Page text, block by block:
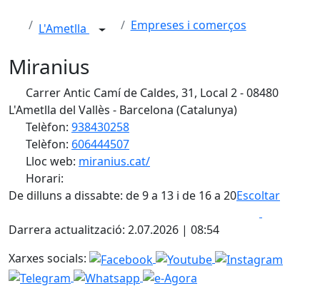
L'Ametlla Empreses i comerços
Miranius
Carrer Antic Camí de Caldes, 31, Local 2 - 08480
L'Ametlla del Vallès - Barcelona (Catalunya)
Telèfon: 938430258
Telèfon: 606444507
Lloc web: miranius.cat/
Horari:
De dilluns a dissabte: de 9 a 13 i de 16 a 20Escoltar
Darrera actualització: 2.07.2026 | 08:54
Xarxes socials: